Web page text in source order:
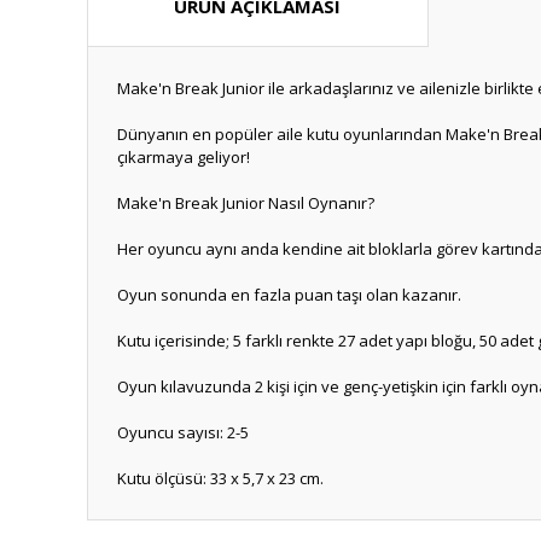
ÜRÜN AÇIKLAMASI
Make'n Break Junior ile arkadaşlarınız ve ailenizle
Dünyanın en popüler aile kutu oyunlarından Make'n
çıkarmaya geliyor!
Make'n Break Junior Nasıl Oynanır?
Her oyuncu aynı anda kendine ait bloklarla görev
Oyun sonunda en fazla puan taşı olan kazanır.
Kutu içerisinde; 5 farklı renkte 27 adet yapı bloğu, 50
Oyun kılavuzunda 2 kişi için ve genç-yetişkin için farklı
Oyuncu sayısı: 2-5
Kutu ölçüsü: 33 x 5,7 x 23 cm.